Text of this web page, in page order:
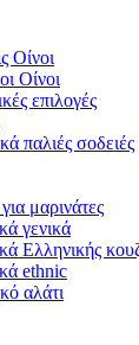
Οίνοι
Οίνοι
επιλογές
παλιές σοδειές
μαρινάτες
γενικά
Ελληνικής
ethnic
αλάτι